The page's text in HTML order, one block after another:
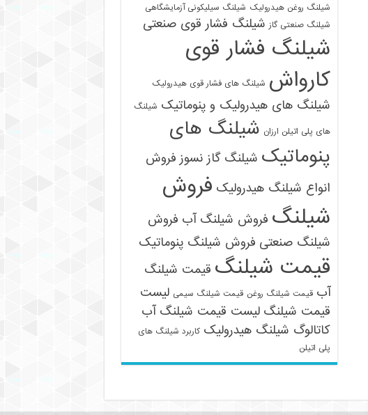
شیلنگ روغن هیدرولیک شیلنگ سیلیکونی آزمایشگاهی
شیلنگ صنعتی گاز شیلنگ فشار قوی صنعتی
شیلنگ فشار قوی
کارواش شیلنگ های فشار قوی هیدرولیک
شیلنگ های هیدرولیک و پنوماتیک شیلنگ
های پلی اتیلن ارزان شیلنگ های
پنوماتیک شیلنگ گاز نسوز فروش
انواع شیلنگ هیدرولیک فروش
شیلنگ فروش شیلنگ آب فروش
شیلنگ صنعتی فروش شیلنگ پنوماتیک
قیمت شیلنگ قیمت شیلنگ
آب قیمت شیلنگ روغن قیمت شیلنگ سیمی لیست
قیمت شیلنگ لیست قیمت شیلنگ آب
کاتالوگ شیلنگ هیدرولیک کاربرد شیلنگ های
پلی اتیلن